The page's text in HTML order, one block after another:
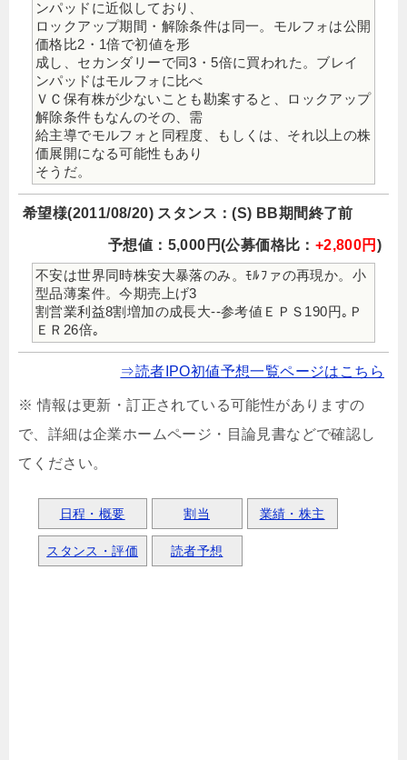
ンパッドに近似しており、
ロックアップ期間・解除条件は同一。モルフォは公開
価格比2・1倍で初値を形
成し、セカンダリーで同3・5倍に買われた。ブレイ
ンパッドはモルフォに比べ
ＶＣ保有株が少ないことも勘案すると、ロックアップ
解除条件もなんのその、需
給主導でモルフォと同程度、もしくは、それ以上の株
価展開になる可能性もあり
そうだ。
希望様(2011/08/20) スタンス：(S) BB期間終了前
予想値：5,000円(公募価格比： +2,800円 )
不安は世界同時株安大暴落のみ。ﾓﾙﾌァの再現か。小
型品薄案件。今期売上げ3
割営業利益8割増加の成長大--参考値ＥＰＳ190円｡Ｐ
ＥＲ26倍｡
⇒読者IPO初値予想一覧ページはこちら
※ 情報は更新・訂正されている可能性がありますの
で、詳細は企業ホームページ・目論見書などで確認し
てください。
日程・概要 割当 業績・株主
スタンス・評価 読者予想